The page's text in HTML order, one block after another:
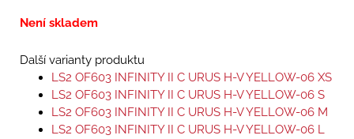
Není skladem
Další varianty produktu
LS2 OF603 INFINITY II C URUS H-V YELLOW-06 XS
LS2 OF603 INFINITY II C URUS H-V YELLOW-06 S
LS2 OF603 INFINITY II C URUS H-V YELLOW-06 M
LS2 OF603 INFINITY II C URUS H-V YELLOW-06 L